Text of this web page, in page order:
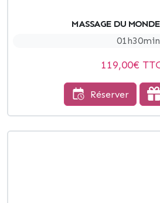
MASSAGE DU
01h30min
119,00€
Réserver